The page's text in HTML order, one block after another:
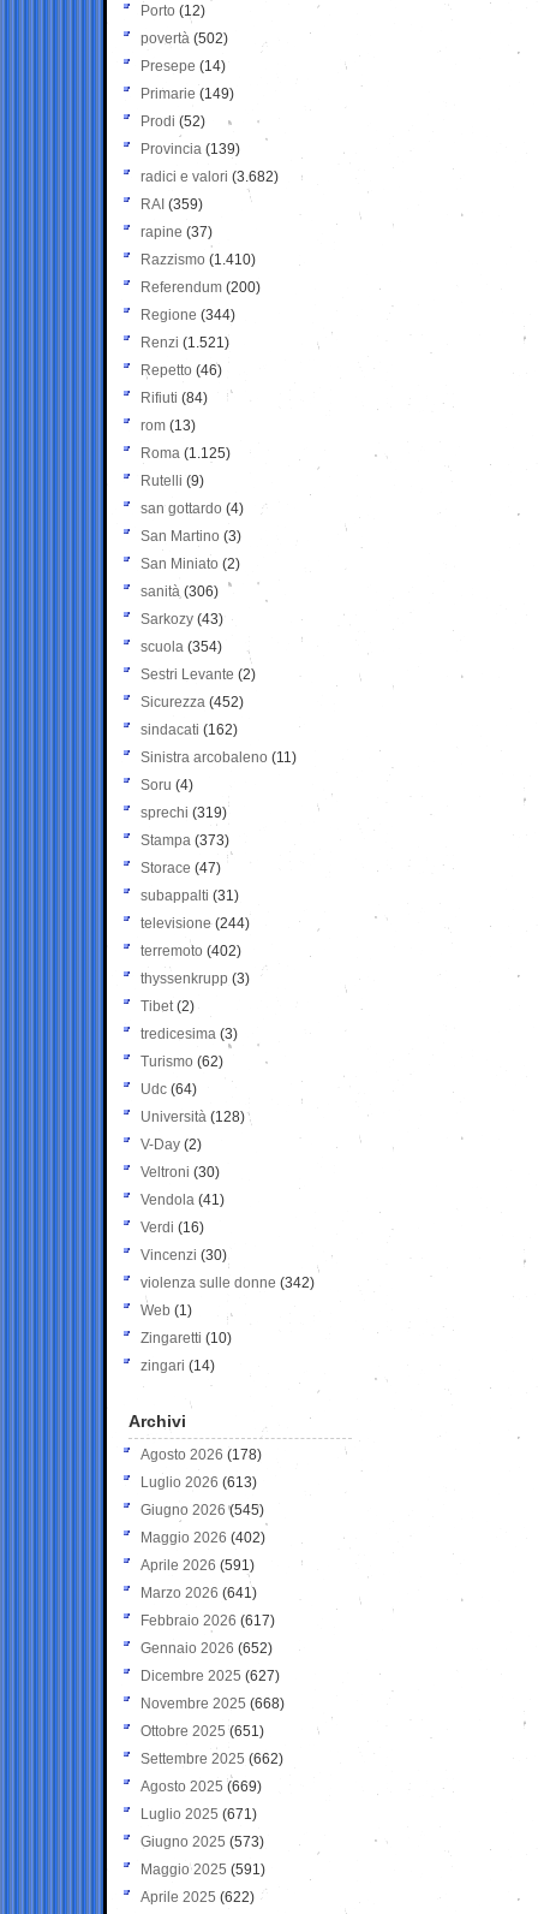
Porto (12)
povertà (502)
Presepe (14)
Primarie (149)
Prodi (52)
Provincia (139)
radici e valori (3.682)
RAI (359)
rapine (37)
Razzismo (1.410)
Referendum (200)
Regione (344)
Renzi (1.521)
Repetto (46)
Rifiuti (84)
rom (13)
Roma (1.125)
Rutelli (9)
san gottardo (4)
San Martino (3)
San Miniato (2)
sanità (306)
Sarkozy (43)
scuola (354)
Sestri Levante (2)
Sicurezza (452)
sindacati (162)
Sinistra arcobaleno (11)
Soru (4)
sprechi (319)
Stampa (373)
Storace (47)
subappalti (31)
televisione(244)
terremoto (402)
thyssenkrupp (3)
Tibet(2)
tredicesima (3)
Turismo (62)
Udc (64)
Università (128)
V-Day (2)
Veltroni (30)
Vendola (41)
Verdi (16)
Vincenzi (30)
violenza sulle donne (342)
Web (1)
Zingaretti (10)
zingari (14)
Archivi
Agosto 2026 (178)
Luglio 2026 (613)
Giugno 2026 (545)
Maggio 2026 (402)
Aprile 2026 (591)
Marzo 2026 (641)
Febbraio 2026 (617)
Gennaio 2026 (652)
Dicembre 2025 (627)
Novembre 2025 (668)
Ottobre 2025 (651)
Settembre 2025 (662)
Agosto 2025 (669)
Luglio 2025 (671)
Giugno 2025 (573)
Maggio 2025 (591)
Aprile 2025 (622)